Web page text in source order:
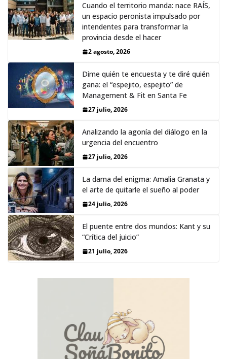
Cuando el territorio manda: nace RAÍS,
un espacio peronista impulsado por
intendentes para transformar la
provincia desde el hacer
2 agosto, 2026
Dime quién te encuesta y te diré quién
gana: el “espejito, espejito” de
Management & Fit en Santa Fe
27 julio, 2026
Analizando la agonía del diálogo en la
urgencia del encuentro
27 julio, 2026
La dama del enigma: Amalia Granata y
el arte de quitarle el sueño al poder
24 julio, 2026
El puente entre dos mundos: Kant y su
“Crítica del juicio”
21 julio, 2026